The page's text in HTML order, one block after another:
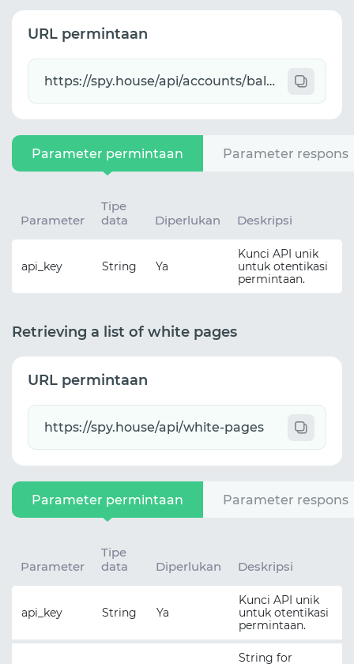
URL permintaan
Parameter permintaan Parameter respons
Parameter
Tipe
data
Diperlukan Deskripsi
api_key String Ya
Kunci API unik
untuk otentikasi
permintaan.
Retrieving a list of white pages
URL permintaan
Parameter permintaan Parameter respons
Parameter
Tipe
data
Diperlukan Deskripsi
api_key String Ya
Kunci API unik
untuk otentikasi
permintaan.
String for